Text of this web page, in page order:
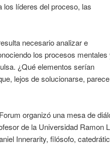
los líderes del proceso, las
necesario analizar e
los procesos mentales
¿Qué elementos serían
lejos de solucionarse, parece
organizó una mesa de
de la Universidad Ramon
Innerarity, filósofo,